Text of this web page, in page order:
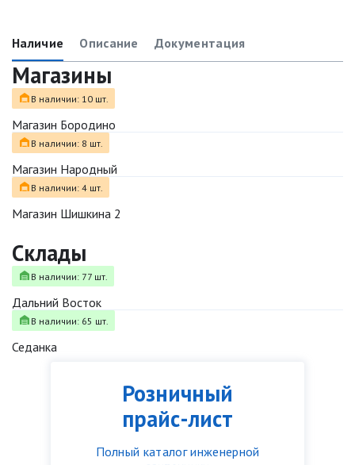
Розничный
прайс-лист
Полный каталог инженерной
Наличие Описание Документация
Магазины
В наличии: 10 шт.
Магазин Бородино
В наличии: 8 шт.
Магазин Народный
В наличии: 4 шт.
Магазин Шишкина 2
Склады
В наличии: 77 шт.
Дальний Восток
В наличии: 65 шт.
Седанка